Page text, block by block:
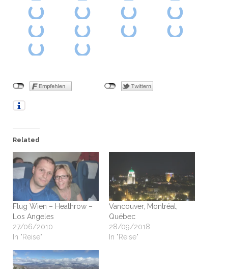
Related
Flug Wien – Heathrow –
Los Angeles
27/06/2010
In "Reise"
Vancouver, Montréal,
Québec
28/09/2018
In "Reise"